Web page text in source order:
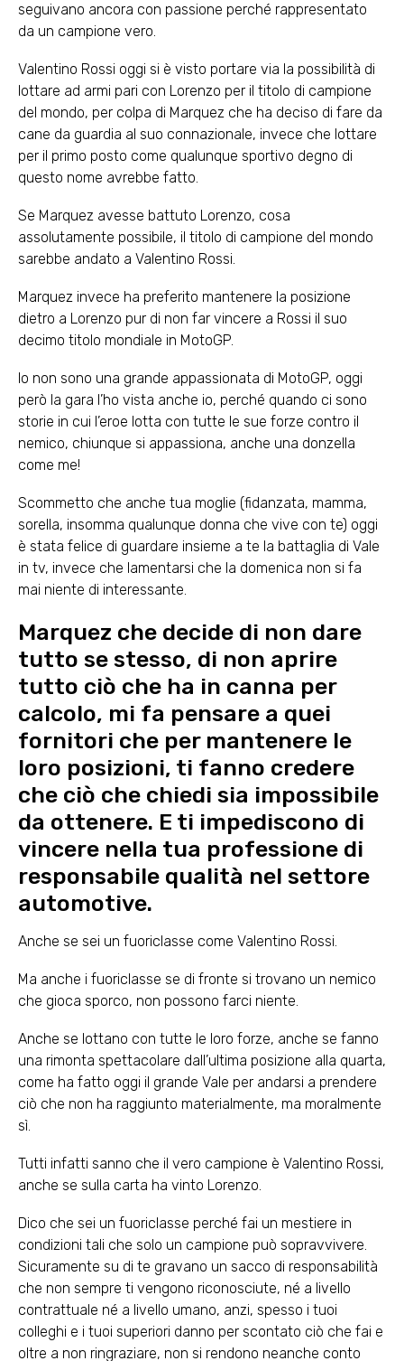
seguivano ancora con passione perché rappresentato
da un campione vero.
Valentino Rossi oggi si è visto portare via la possibilità di
lottare ad armi pari con Lorenzo per il titolo di campione
del mondo, per colpa di Marquez che ha deciso di fare da
cane da guardia al suo connazionale, invece che lottare
per il primo posto come qualunque sportivo degno di
questo nome avrebbe fatto.
Se Marquez avesse battuto Lorenzo, cosa
assolutamente possibile, il titolo di campione del mondo
sarebbe andato a Valentino Rossi.
Marquez invece ha preferito mantenere la posizione
dietro a Lorenzo pur di non far vincere a Rossi il suo
decimo titolo mondiale in MotoGP.
Io non sono una grande appassionata di MotoGP, oggi
però la gara l’ho vista anche io, perché quando ci sono
storie in cui l’eroe lotta con tutte le sue forze contro il
nemico, chiunque si appassiona, anche una donzella
come me!
Scommetto che anche tua moglie (fidanzata, mamma,
sorella, insomma qualunque donna che vive con te) oggi
è stata felice di guardare insieme a te la battaglia di Vale
in tv, invece che lamentarsi che la domenica non si fa
mai niente di interessante.
Marquez che decide di non dare
tutto se stesso, di non aprire
tutto ciò che ha in canna per
calcolo, mi fa pensare a quei
fornitori che per mantenere le
loro posizioni, ti fanno credere
che ciò che chiedi sia impossibile
da ottenere. E ti impediscono di
vincere nella tua professione di
responsabile qualità nel settore
automotive.
Anche se sei un fuoriclasse come Valentino Rossi.
Ma anche i fuoriclasse se di fronte si trovano un nemico
che gioca sporco, non possono farci niente.
Anche se lottano con tutte le loro forze, anche se fanno
una rimonta spettacolare dall’ultima posizione alla quarta,
come ha fatto oggi il grande Vale per andarsi a prendere
ciò che non ha raggiunto materialmente, ma moralmente
sì.
Tutti infatti sanno che il vero campione è Valentino Rossi,
anche se sulla carta ha vinto Lorenzo.
Dico che sei un fuoriclasse perché fai un mestiere in
condizioni tali che solo un campione può sopravvivere.
Sicuramente su di te gravano un sacco di responsabilità
che non sempre ti vengono riconosciute, né a livello
contrattuale né a livello umano, anzi, spesso i tuoi
colleghi e i tuoi superiori danno per scontato ciò che fai e
oltre a non ringraziare, non si rendono neanche conto